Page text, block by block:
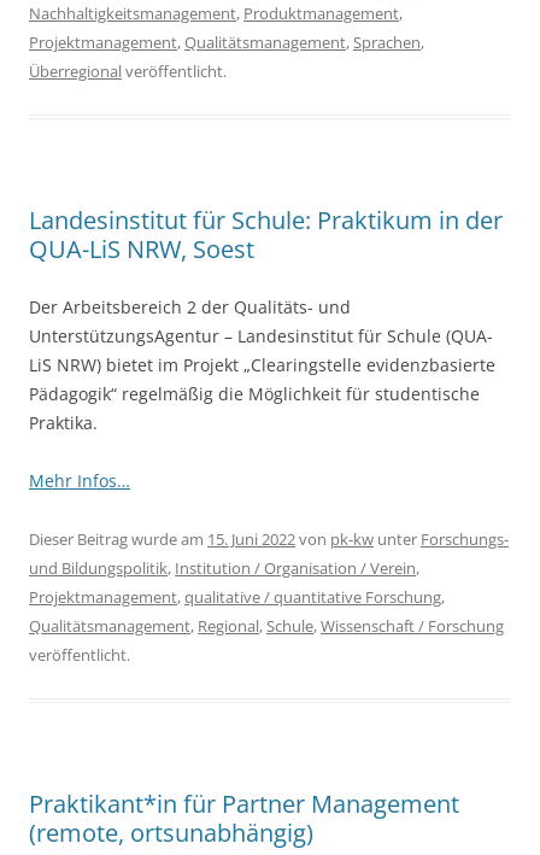
Nachhaltigkeitsmanagement, Produktmanagement,
Projektmanagement,Qualitätsmanagement,Sprachen,
Überregionalveröffentlicht.
Landesinstitut für Schule: Praktikum in der
QUA-LiS NRW, Soest
Der Arbeitsbereich 2 der Qualitäts- und
UnterstützungsAgentur – Landesinstitut für Schule (QUA-
LiS NRW) bietet im Projekt „Clearingstelle evidenzbasierte
Pädagogik“ regelmäßig die Möglichkeit für studentische
Praktika.
Mehr Infos…
Dieser Beitrag wurde am 15. Juni 2022von pk-kw unter Forschungs-
und Bildungspolitik, Institution / Organisation / Verein,
Projektmanagement,qualitative / quantitative Forschung,
Qualitätsmanagement, Regional,Schule,Wissenschaft / Forschung
veröffentlicht.
Praktikant*in für Partner Management
(remote, ortsunabhängig)